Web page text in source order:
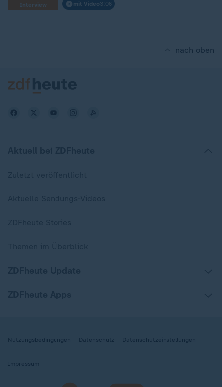
Interview mit Video3:06
nach oben
Nutzungsbedingungen Datenschutz Datenschutzeinstellungen
Impressum